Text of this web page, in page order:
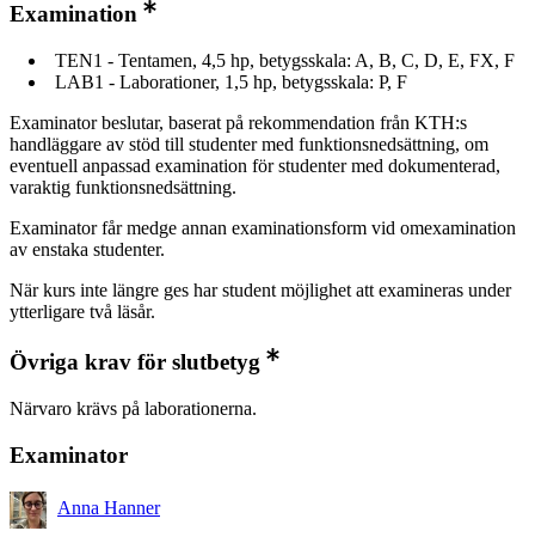
Examination
TEN1 - Tentamen, 4,5 hp, betygsskala: A, B, C, D, E, FX, F
LAB1 - Laborationer, 1,5 hp, betygsskala: P, F
Examinator beslutar, baserat på rekommendation från KTH:s
handläggare av stöd till studenter med funktionsnedsättning, om
eventuell anpassad examination för studenter med dokumenterad,
varaktig funktionsnedsättning.
Examinator får medge annan examinationsform vid omexamination
av enstaka studenter.
När kurs inte längre ges har student möjlighet att examineras under
ytterligare två läsår.
Övriga krav för slutbetyg
Närvaro krävs på laborationerna.
Examinator
Anna Hanner